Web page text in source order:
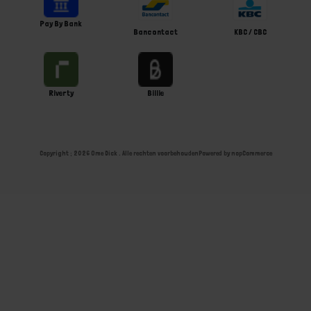
Pay By Bank
Bancontact
KBC / CBC
Riverty Billie
Copyright ; 2026 Ome Dick . Alle rechten voorbehoudenPowered by nopCommerce